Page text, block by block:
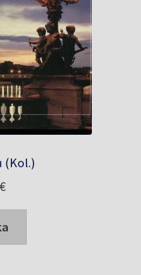
(Kol.)
€Aktuálna
cena
je:
32,86 €.